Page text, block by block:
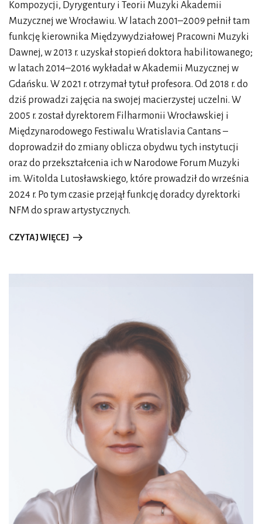
jednoznacznych rozwiązań. Każdy musi sam zmierzyć z
przemianami, jakie następują w jego życiu. Bywa i tak, że
nie potrafimy się znaleźć w nowej rzeczywistości. Niektóre
osoby nigdy nie dorastają, inne walczą ze starością lub
popadają w depresję – w trakcie ciszy morskiej pogrążają
się w rozpaczy. Zachęcam jednak, by zamiast biernie
czekać na wiatr prowadzący nasz okręt do szczęśliwej
przystani, stawiać pytania i działać…
Przejdźmy w takim razie do bohaterów 61. MFWC.
Pełnym splendoru muzycznym obrazem będzie
wykonanie koncertowej wersji jednego z
najważniejszych projektów Paula McCreesha:Koronacji
weneckiej 1595. Także inny artysta przypomni podczas
lata, a mimo tego przyjął zaszczyt i wyzwania z nim
związane. Również sama Wenecja na przełomie XVI i XVII
wieku, wciąż wspaniała i bogata, była właściwie w okresie
schyłkowym, rozpoczętym przez zdobycie
Konstantynopola przez Turków Osmańskich. Podobnie jak
doża, Najjaśniejsza Republika przekroczyła smugę cienia.
Do nagrania sprzed ponad trzydziestu lat nawiąże z kolei
zespół Il Giardino Armonico podczas koncertu pod
Sì dolce è’l tormento
. Giovanni Antonini bardzo lubi
podróże. Ale mowa tu także o pielgrzymce przez życie,
także „życie” festiwalu. McCreesh i Antonini to dwóch
byłych dyrektorów artystycznych Wratislavii, ja jestem
Kompozycji, Dyrygentury i Teorii Muzyki Akademii
Muzycznej we Wrocławiu. W latach 2001–2009 pełnił tam
funkcję kierownika Międzywydziałowej Pracowni Muzyki
Dawnej, w 2013 r. uzyskał stopień doktora habilitowanego;
w latach 2014–2016 wykładał w Akademii Muzycznej w
Gdańsku. W 2021 r. otrzymał tytuł profesora. Od 2018 r. do
dziś prowadzi zajęcia na swojej macierzystej uczelni. W
2005 r. został dyrektorem Filharmonii Wrocławskiej i
Międzynarodowego Festiwalu Wratislavia Cantans –
doprowadził do zmiany oblicza obydwu tych instytucji
oraz do przekształcenia ich w Narodowe Forum Muzyki
im. Witolda Lutosławskiego, które prowadził do września
2024 r. Po tym czasie przejął funkcję doradcy dyrektorki
NFM do spraw artystycznych.
CZYTAJ WIĘCEJ